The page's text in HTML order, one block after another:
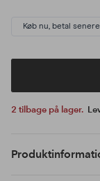
Køb nu, betal
2 tilbage på lager.